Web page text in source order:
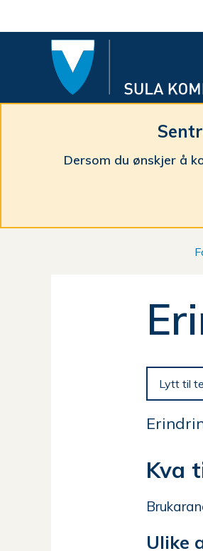
Dersom du ønskjer å
Lytt til
Kva
Ulike